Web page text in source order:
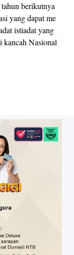
berikutnya
yang dapat me
istiadat yang
kancah Nasional